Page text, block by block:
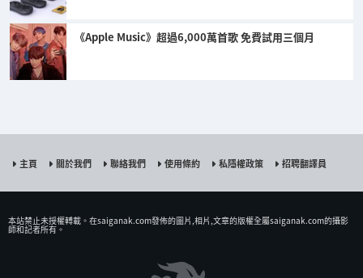
《Apple Music》超過6,000萬首歌 免費試用三個月
主頁 關於我們 聯絡我們 使用條約 私隱權政策 招聘翻譯員
本站禁止未授權𨍭載。在saiganak.com發佈的圖片,相片,文章的版權全屬saiganak.com的攝影
師和記者所有。